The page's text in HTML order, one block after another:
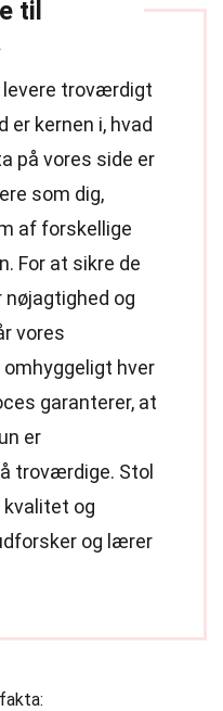
til
levere troværdigt
er kernen i, hvad
på vores side er
som dig,
af forskellige
For at sikre de
nøjagtighed og
vores
omhyggeligt hver
garanterer, at
er
troværdige. Stol
kvalitet og
og lærer